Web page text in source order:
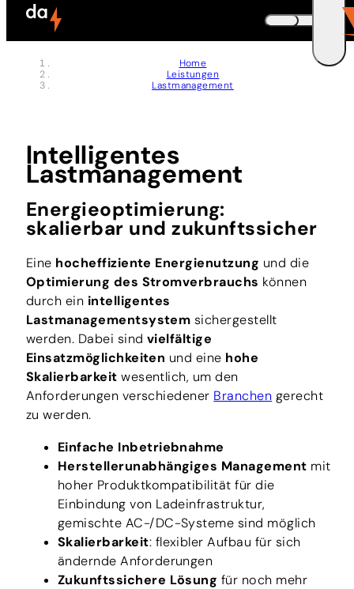
Zum Header springen (
Zum Inhalt springen (
Zum Footer springen (
zur Navigation springen (
zur Suche springen (
Barrierefreiheits-Widget öffnen ( + 6)
Zur Barrierefreiheitserklaerung ( + 7)
DEUTSCH
Home
Leistungen
Lastmanagement
Intelligentes
Lastmanagement
Energieoptimierung:
skalierbar und zukunftssicher
Eine hocheffiziente Energienutzung und die
Optimierung des Stromverbrauchs können
durch ein intelligentes
Lastmanagementsystem sichergestellt
werden. Dabei sind vielfältige
Einsatzmöglichkeiten und eine hohe
Skalierbarkeit wesentlich, um den
Anforderungen verschiedener Branchen gerecht
zu werden.
Einfache Inbetriebnahme
Herstellerunabhängiges Management mit
hoher Produktkompatibilität für die
Einbindung von Ladeinfrastruktur,
gemischte AC-/DC-Systeme sind möglich
Skalierbarkeit: flexibler Aufbau für sich
ändernde Anforderungen
Zukunftssichere Lösung für noch mehr